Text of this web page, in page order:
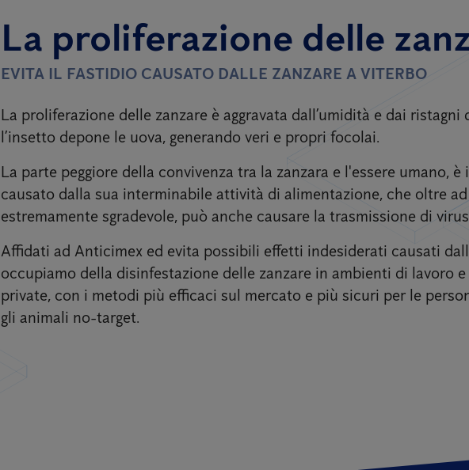
La proliferazione delle
EVITA IL FASTIDIO CAUSATO DALLE ZANZARE A VITERBO
La proliferazione delle zanzare è aggravata dall’umidità e dai ristagni
l’insetto depone le uova, generando veri e propri focolai.
La parte peggiore della convivenza tra la zanzara e l'essere umano,
causato dalla sua interminabile attività di alimentazione, che oltre ad
estremamente sgradevole, può anche causare la trasmissione di
Affidati ad Anticimex ed evita possibili effetti indesiderati causati
occupiamo della disinfestazione delle zanzare in ambienti di lavoro
private, con i metodi più efficaci sul mercato e più sicuri per le
gli animali no-target.